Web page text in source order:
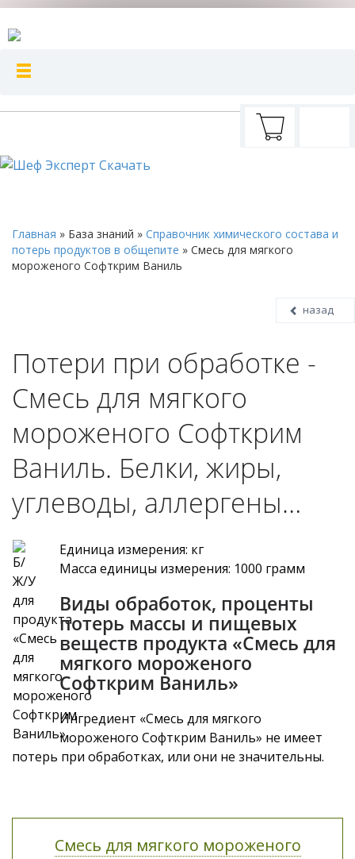
Главная » База знаний » Справочник химического состава и
потерь продуктов в общепите » Смесь для мягкого
мороженого Софткрим Ваниль
назад
Потери при обработке -
Смесь для мягкого
мороженого Софткрим
Ваниль. Белки, жиры,
углеводы, аллергены…
Единица измерения: кг
Масса единицы измерения: 1000 грамм
Виды обработок, проценты
потерь массы и пищевых
веществ продукта «Смесь для
мягкого мороженого
Софткрим Ваниль»
Ингредиент «Смесь для мягкого
мороженого Софткрим Ваниль» не имеет
потерь при обработках, или они не значительны.
Смесь для мягкого мороженого